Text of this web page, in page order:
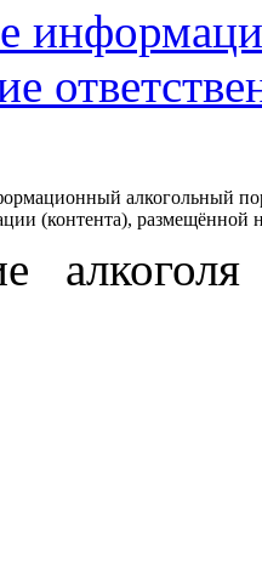
алкогольный
(контента), размещённой